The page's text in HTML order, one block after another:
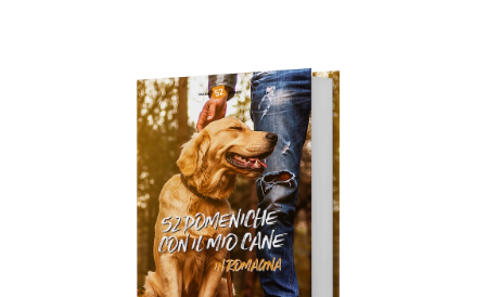
AGGIUNGI AL CARRELLO /